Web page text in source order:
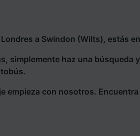
a Swindon (Wilts), estás
simplemente haz una búsqueda
empieza con nosotros.